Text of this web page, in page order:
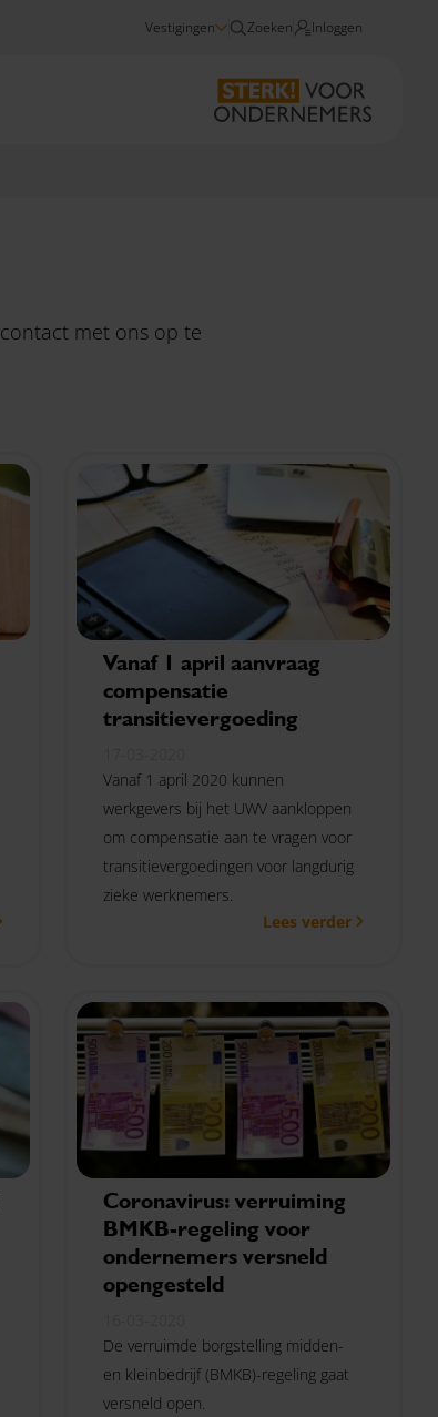
Vestigingen Zoeken Inloggen
Nieuws
contactmet ons op te
Vanaf 1 april aanvraag
compensatie
transitievergoeding
Vanaf 1 april 2020 kunnen
werkgevers bij het UWV aankloppen
om compensatie aan te vragen voor
transitievergoedingen voor langdurig
zieke werknemers.
Lees verder
Coronavirus: verruiming
BMKB-regeling voor
ondernemers versneld
opengesteld
De verruimde borgstelling midden-
en kleinbedrijf (BMKB)-regeling gaat
versneld open.